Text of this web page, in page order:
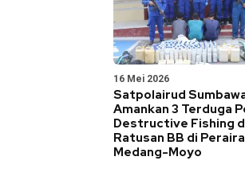
16 Mei 2026
Satpolairud
Amankan 3 Terduga
Destructive Fishing
Ratusan BB di
Medang-Moyo